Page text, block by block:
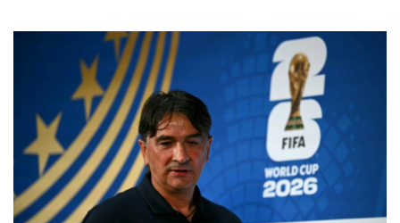
BMD 1.152471
BND 1.477446
BOB 13.935975
BRL 5.897421
BSD 1.152186
BTN 109.652359
BWP 15.583119
BYN 3.411334
BYR 22588.429982
BZD 2.317251